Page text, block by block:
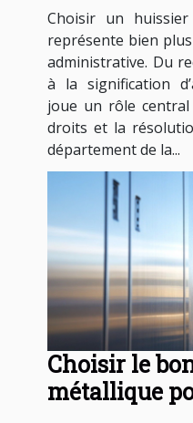
Choisir un
représente bien
administrative. Du
à la signification
joue un rôle
droits et la
département de la...
Choisir le
métallique